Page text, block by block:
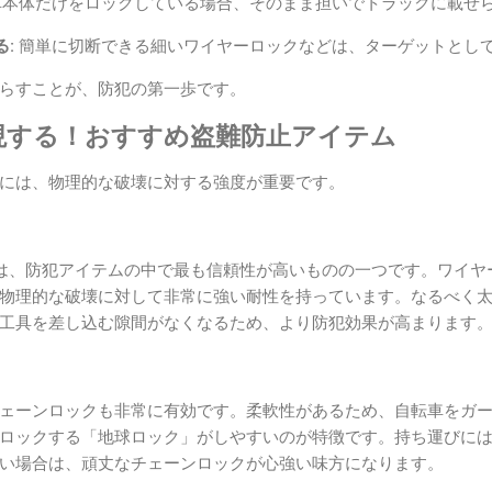
: 簡単に切断できる細いワイヤーロックなどは、ターゲットとし
すことが、防犯の第一歩です。
る！おすすめ盗難防止アイテム
は、物理的な破壊に対する強度が重要です。
、防犯アイテムの中で最も信頼性が高いものの一つです。ワイ
理的な破壊に対して非常に強い耐性を持っています。なるべく
具を差し込む隙間がなくなるため、より防犯効果が高まります。
ーンロックも非常に有効です。柔軟性があるため、自転車をガ
ックする「地球ロック」がしやすいのが特徴です。持ち運びに
場合は、頑丈なチェーンロックが心強い味方になります。